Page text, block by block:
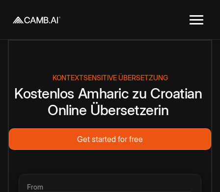
KONTEXTSENSITIVE ÜBERSETZUNG
Kostenlos Amharic zu Croatian
Online Übersetzerin
Get started for free
From